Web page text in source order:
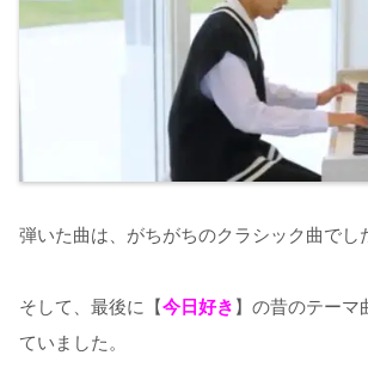
弾いた曲は、がちがちのクラシック曲でし
そして、最後に【今日好き 】の昔のテーマ
ていました。